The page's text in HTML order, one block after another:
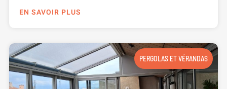
EN SAVOIR PLUS
PERGOLAS ET VÉRANDAS